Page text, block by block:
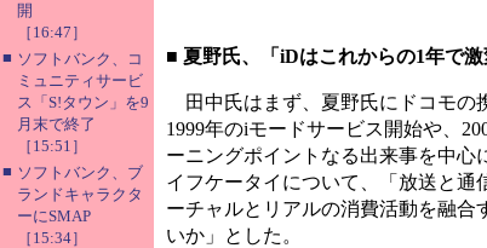
開
［16:47］
■ ソフトバンク、コ
ミュニティサービ
ス「S!タウン」を9
月末で終了
［15:51］
■ ソフトバンク、ブ
ランドキャラクタ
ーにSMAP
［15:34］
■ 夏野氏、「iDはこれからの1年で激
田中氏はまず、夏野氏にドコモの
1999年のiモードサービス開始や、
ーニングポイントなる出来事を中心
イフケータイについて、「放送と通
ーチャルとリアルの消費活動を融合
いか」とした。